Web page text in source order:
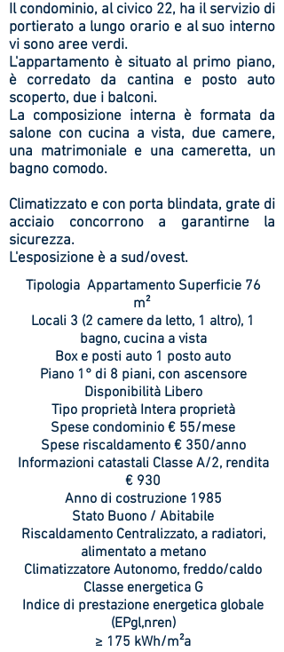
Il condominio, al civico 22, ha il servizio di
portierato a lungo orario e al suo interno
vi sono aree verdi.
L'appartamento è situato al primo piano,
è corredato da cantina e posto auto
scoperto, due i balconi.
La composizione interna è formata da
salone con cucina a vista, due camere,
una matrimoniale e una cameretta, un
bagno comodo.
Climatizzato e con porta blindata, grate di
acciaio concorrono a garantirne la
sicurezza.
L'esposizione è a sud/ovest.
Tipologia Appartamento Superficie 76
m²
Locali 3 (2 camere da letto, 1 altro), 1
bagno, cucina a vista
Box e posti auto 1 posto auto
Piano 1° di 8 piani, con ascensore
Disponibilità Libero
Tipo proprietà Intera proprietà
Spese condominio € 55/mese
Spese riscaldamento € 350/anno
Informazioni catastali Classe A/2, rendita
€ 930
Anno di costruzione 1985
Stato Buono / Abitabile
Riscaldamento Centralizzato, a radiatori,
alimentato a metano
Climatizzatore Autonomo, freddo/caldo
Classe energetica G
Indice di prestazione energetica globale
(EPgl,nren)
≥ 175 kWh/m²a